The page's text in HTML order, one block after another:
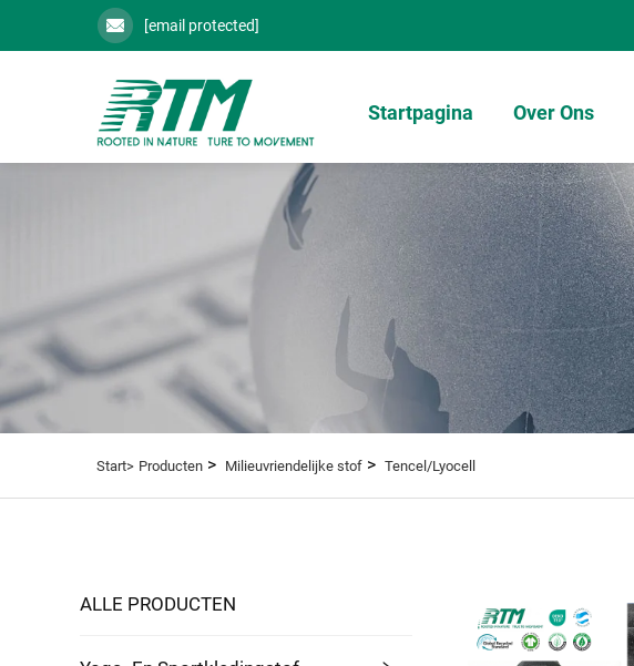
[email protected]
Startpagina Over Ons
Start> Producten > Milieuvriendelijke stof > Tencel/Lyocell
ALLE PRODUCTEN